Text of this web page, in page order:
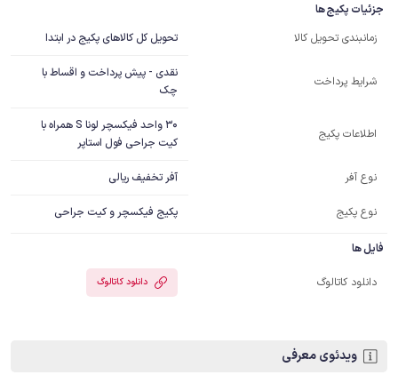
جزئیات پکیج ها
زمانبندی تحویل کالا
تحویل کل کالاهای پکیج در ابتدا
شرایط پرداخت
نقدی - پیش پرداخت و اقساط با
چک
اطلاعات پکیج
کیت جراحی فول استاپر
نوع آفر آفر تخفیف ریالی
نوع پکیج پکیج فیکسچر و کیت جراحی
فایل ها
دانلود کاتالوگ دانلود کاتالوگ
ویدئوی معرفی